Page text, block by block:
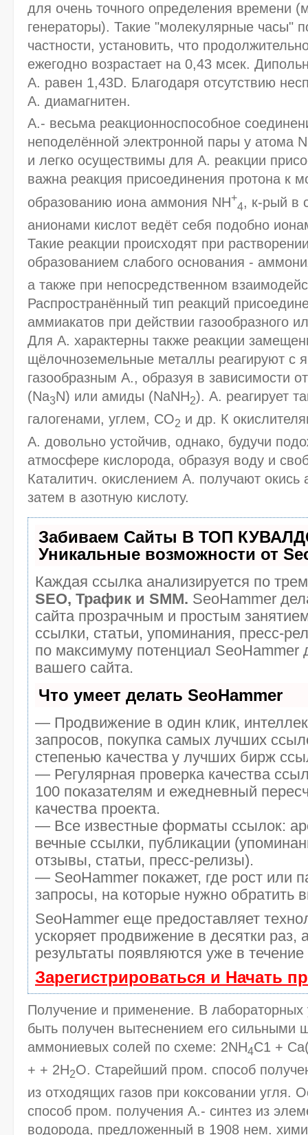
для очень точного определения времени
генераторы). Такие "молекулярные часы"
частности, установить, что
ежегодно возрастает на 0,43 мсек.
А. равен 1,43D. Благодаря отсутствию
А. диамагнитен.
А.- весьма реакционноспособное
неподелённой электронной пары у атома
и легко осуществимы для А. реакции
важна реакция присоединения протона к
образованию иона аммония NH+
4, к-рый в
анионами кислот ведёт себя подобно
Такие реакции происходят при
образованием слабого основания -
a также при непосредственном
Распространённый тип реакций
аммиакатов при действии газообразного
Для А. характерны также реакции
щёлочноземельные металлы реагируют с
газообразным А., образуя в зависимости
(Na3N) или амиды (NaNH2). А. реагирует
галогенами, углем, СО2 и др. К
А. довольно устойчив, однако, будучи
атмосфере кислорода, образуя воду и
Каталитич. окислением А. получают
затем в азотную кислоту.
Забиваем Сайты В ТОП
Уникальные возможности от
Каждая ссылка анализируется по
SEO, Трафик и SMM. SeoHammer
сайта прозрачным и простым
ссылки, статьи, упоминания, пресс-
по максимуму потенциал SeoHammer
вашего сайта.
Что умеет делать SeoHammer
— Продвижение в один клик,
запросов, покупка самых лучших
степенью качества у лучших бирж
— Регулярная проверка качества
100 показателям и ежедневный
качества проекта.
— Все известные форматы ссылок:
вечные ссылки, публикации
отзывы, статьи, пресс-релизы).
— SeoHammer покажет, где рост или
запросы, на которые нужно обратить
SeoHammer еще предоставляет
ускоряет продвижение в десятки раз,
результаты появляются уже в
Зарегистрироваться и Начать
Получение и применение. В
быть получен вытеснением его сильными
аммониевых солей по схеме: 2NH4C1 +
+ + 2Н2О. Старейший пром. способ
из отходящих газов при коксовании угля.
способ пром. получения А.- синтез из
водорода, предложенный в 1908 нем.